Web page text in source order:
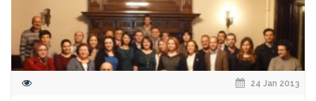
24 Jan 2013